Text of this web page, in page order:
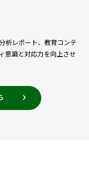
析レポート、教育コンテ
意識と対応力を向上させ